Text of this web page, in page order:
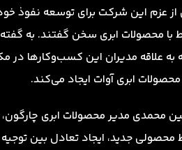
عزم این شرکت برای توسعه نفوذ
محصولات ابری سخن گفتند. به گفته
علاقه مدیران این کسب‌وکارها در
ابری آوات ایجاد می‌کند.
محمدی مدیر محصولات ابری چارگون،
محصولی جدید، ایجاد تعادل بین